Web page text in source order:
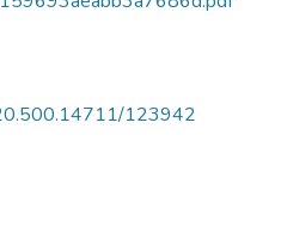
123942